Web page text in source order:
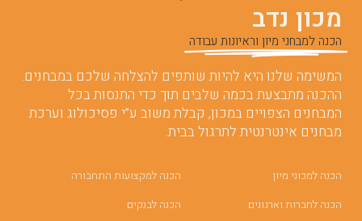
מכון נדב
הכנה למבחני מיון וראיונות עבודה
המשימה שלנו היא להיות שותפים להצלחה שלכם במבחנים.
ההכנה מתבצעת בכמה שלבים תוך כדי התנסות בכל
המבחנים הצפויים במכון, קבלת משוב ע”י פסיכולוג וערכת
מבחנים אינטרנטית לתרגול בבית.
הכנה למכוני מיון
הכנה לחברות וארגונים
הכנה למקצועות התחבורה
הכנה לבנקים